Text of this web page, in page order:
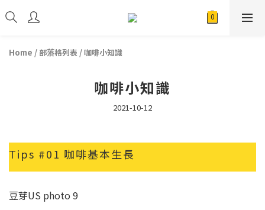
Home / 部落格列表 /咖啡小知識
咖啡小知識
2021-10-12
Tips #01 咖啡基本生長
豆芽US photo 9